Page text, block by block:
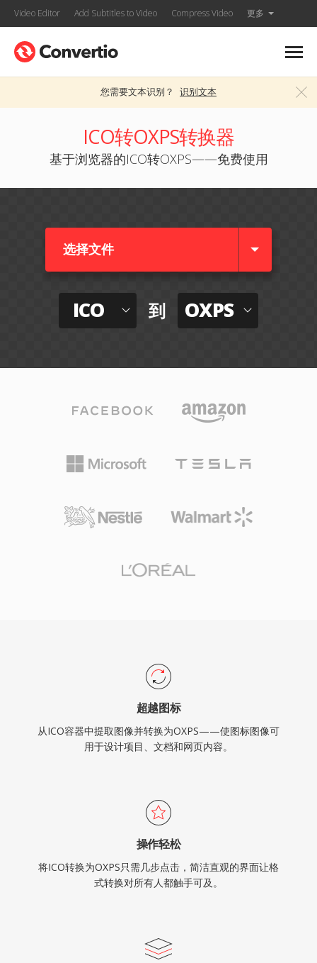
Video Editor Add Subtitles to Video Compress Video 更多
您需要文本识别？ 识别文本
ICO转OXPS转换器
基于浏览器的ICO转OXPS——免费使用
选择文件
ICO 到 OXPS
超越图标
从ICO容器中提取图像并转换为OXPS——使图标图像可
用于设计项目、文档和网页内容。
操作轻松
将ICO转换为OXPS只需几步点击，简洁直观的界面让格
式转换对所有人都触手可及。